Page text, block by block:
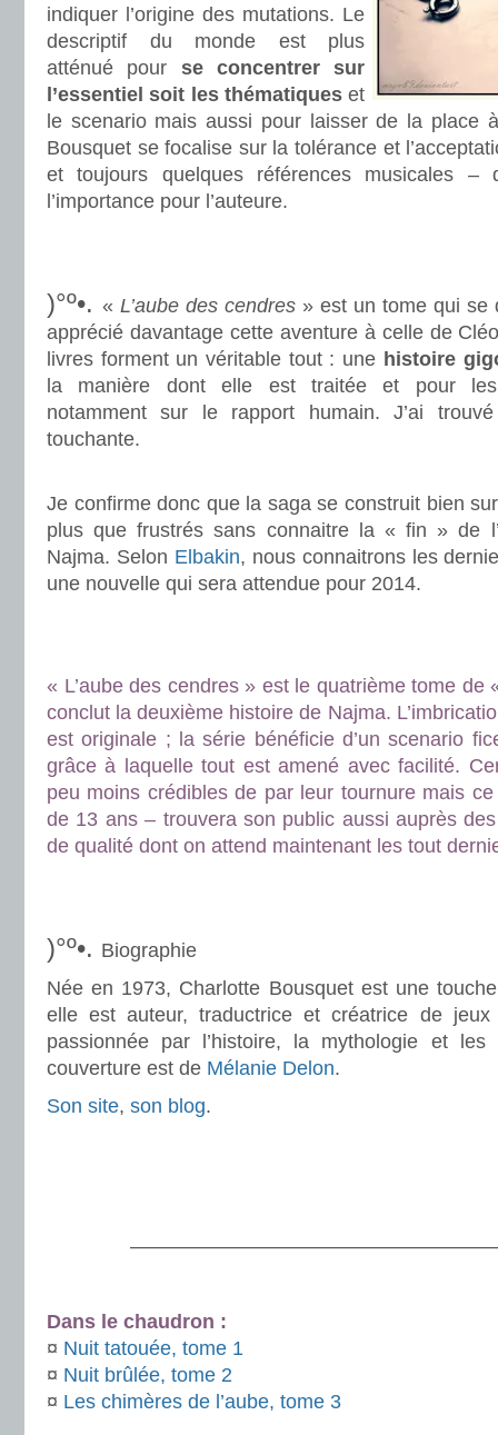
indiquer l’origine des mutations. Le
descriptif du monde est plus
atténué pour se concentrer sur
l’essentiel soit les thématiqueset
le scenario mais aussi pour laisser de la place
Bousquet se focalise sur la tolérance et
et toujours quelques références musicales –
l’importance pour l’auteure.
)°º•. « L’aube des cendres » est un tome qui se
apprécié davantage cette aventure à celle de
livres forment un véritable tout : une histoire
la manière dont elle est traitée et pour les
notamment sur le rapport humain. J’ai
touchante.
Je confirme donc que la saga se construit bien
plus que frustrés sans connaitre la « fin » de
Najma. Selon Elbakin, nous connaitrons les
une nouvelle qui sera attendue pour 2014.
« L’aube des cendres » est le quatrième tome de
conclut la deuxième histoire de Najma.
est originale ; la série bénéficie d’un scenario
grâce à laquelle tout est amené avec facilité.
peu moins crédibles de par leur tournure mais
de 13 ans – trouvera son public aussi auprès
de qualité dont on attend maintenant les tout
)°º•. Biographie
Née en 1973, Charlotte Bousquet est une
elle est auteur, traductrice et créatrice de
passionnée par l’histoire, la mythologie et les
couverture est de Mélanie Delon.
Son site, son blog.
Dans le chaudron :
¤ Nuit tatouée, tome 1
¤ Nuit brûlée, tome 2
¤ Les chimères de l’aube, tome 3